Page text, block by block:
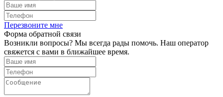
Перезвоните мне
Форма обратной связи
Возникли вопросы? Мы всегда рады помочь. Наш оператор
свяжется с вами в ближайшее время.